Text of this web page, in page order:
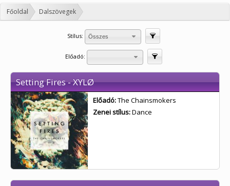
Főoldal Dalszövegek
Stílus: Összes
Előadó:
Setting Fires - XYLØ
Előadó:The Chainsmokers
Zenei stílus:Dance